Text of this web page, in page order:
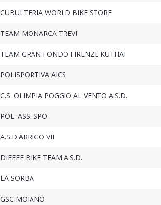
CUBULTERIA WORLD BIKE STORE
TEAM MONARCA TREVI
TEAM GRAN FONDO FIRENZE KUTHAI
POLISPORTIVA AICS
C.S. OLIMPIA POGGIO AL VENTO A.S.D.
POL. ASS. SPO
A.S.D.ARRIGO VII
DIEFFE BIKE TEAM A.S.D.
LA SORBA
GSC MOIANO